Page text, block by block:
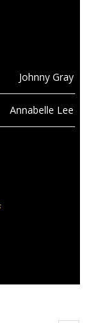
Johnny Gray
Annabelle Lee